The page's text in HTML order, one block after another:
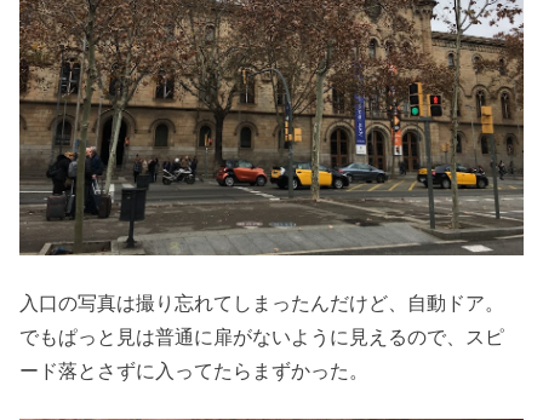
入口の写真は撮り忘れてしまったんだけど、自動ドア。
でもぱっと見は普通に扉がないように見えるので、スピ
ード落とさずに入ってたらまずかった。